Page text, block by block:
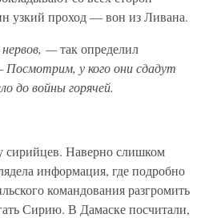
узкий проход — вон из Ливана.
нервов, —так определил
Посмотрим, у кого они сдадут
до войны горячей.
Наверно слишком
информация, где подробно
командования разгромить
Сирию. В Дамаске посчитали,